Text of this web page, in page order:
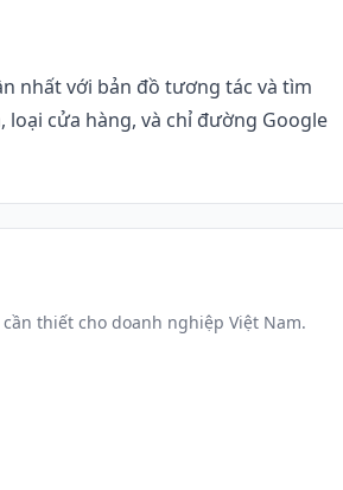
nhất với bản đồ tương tác và tìm
cửa hàng, và chỉ đường Google
thiết cho doanh nghiệp Việt Nam.